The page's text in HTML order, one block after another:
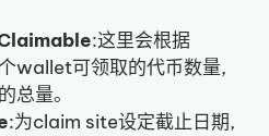
:这里会根据
wallet可领取的代币数量,
总量。
:为claim site设定截止日期,